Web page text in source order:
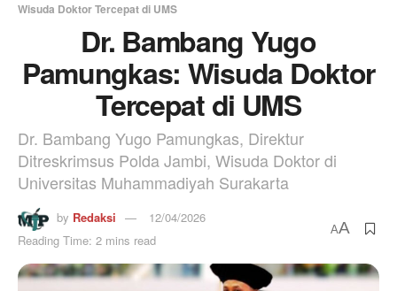
Wisuda Doktor Tercepat di UMS
Dr. Bambang Yugo
Pamungkas: Wisuda Doktor
Tercepat di UMS
Dr. Bambang Yugo Pamungkas, Direktur
Ditreskrimsus Polda Jambi, Wisuda Doktor di
Universitas Muhammadiyah Surakarta
by Redaksi
12/04/2026
Reading Time: 2 mins read
AA